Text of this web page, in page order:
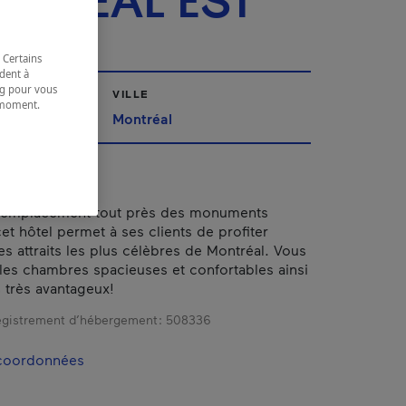
VILLE
Montréal
tout près des monuments
hôtel permet à ses clients de profiter
attraits les plus célèbres de Montréal. Vous
chambres spacieuses et confortables ainsi
avantageux!
d’hébergement : 508336
à
pour vous